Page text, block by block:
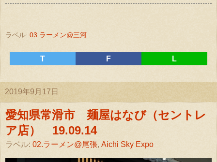
ラベル: 03.ラーメン@三河
T F L
2019年9月17日
愛知県常滑市 麺屋はなび（セントレ
ア店） 19.09.14
ラベル: 02.ラーメン@尾張, Aichi Sky Expo